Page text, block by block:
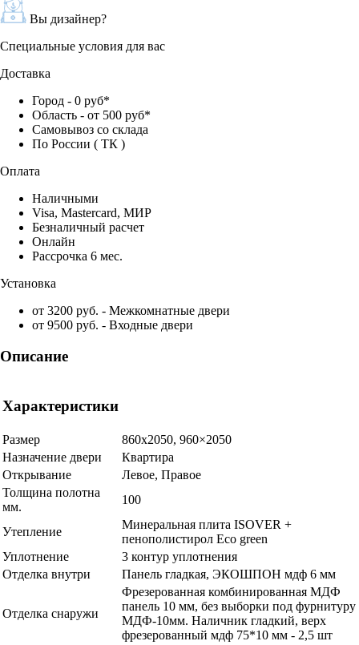
Вы дизайнер?
Специальные условия для вас
Доставка
Город - 0 руб*
Область - от 500 руб*
Самовывоз со склада
По России ( ТК )
Оплата
Наличными
Visa, Mastercard, МИР
Безналичный расчет
Онлайн
Рассрочка 6 мес.
Установка
от 3200 руб. - Межкомнатные двери
от 9500 руб. - Входные двери
Описание
Характеристики
Размер
860х2050, 960×2050
Назначение двери
Квартира
Открывание
Левое, Правое
Толщина полотна
мм.
100
Утепление
Минеральная плита ISOVER +
пенополистирол Eco green
Уплотнение
3 контур уплотнения
Отделка внутри
Панель гладкая, ЭКОШПОН мдф 6 мм
Отделка снаружи
Фрезерованная комбинированная МДФ
панель 10 мм, без выборки под фурнитуру
МДФ-10мм. Наличник гладкий, верх
фрезерованный мдф 75*10 мм - 2,5 шт